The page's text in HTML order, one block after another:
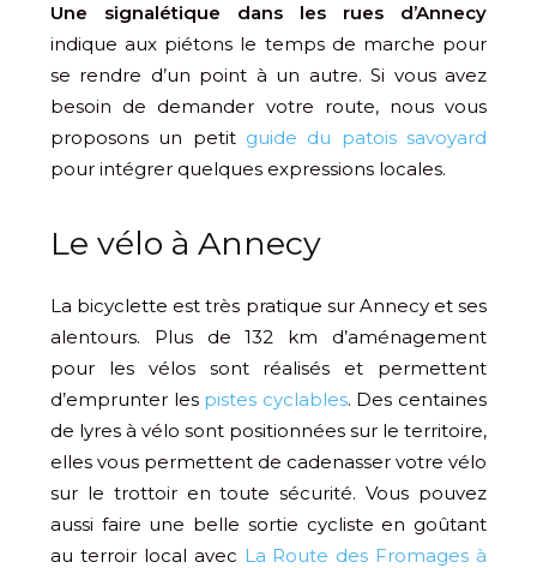
Une signalétique dans les rues d’Annecy
indique aux piétons le temps de marche pour
se rendre d’un point à un autre. Si vous avez
besoin de demander votre route, nous vous
proposons un petit guide du patois savoyard
pour intégrer quelques expressions locales.
Le vélo à Annecy
La bicyclette est très pratique sur Annecy et ses
alentours. Plus de 132 km d’aménagement
pour les vélos sont réalisés et permettent
d’emprunter les pistes cyclables. Des centaines
de lyres à vélo sont positionnées sur le territoire,
elles vous permettent de cadenasser votre vélo
sur le trottoir en toute sécurité. Vous pouvez
aussi faire une belle sortie cycliste en goûtant
au terroir local avec La Route des Fromages à